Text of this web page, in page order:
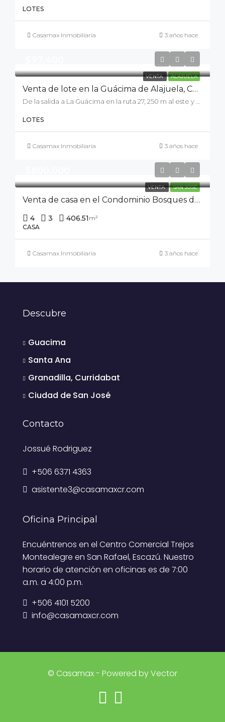
LOTES
Casamax Inmobiliaria 3 años hace
VENTA ALAJUELA
Venta de lote en la Guácima de Alajuela, Condominio Jardín Real
LOTES
Casamax Inmobiliaria 3 años hace
VENTA SAN JOSÉ
Venta de casa en el Condominio Bosques de Altamonte
4 3 406.51 m²
CASA
Casamax Inmobiliaria 3 años hace
Descubre
Guacima
Santa Ana
Granadilla, Curridabat
Ciudad de San José
Contacto
Jossué Rodriguez
+506 6371 4363
asistente3@casamaxcr.com
Oficina Principal
Encuéntrenos en el Centro Comercial Trejos
Montealegre en San Rafael, Escazú. Nuestro
horario de atención en oficinas es de 7:00
a.m. a 4:00 p.m.
+506 4101 5200
info@casamaxcr.com
© Casamax - Powered by Vector